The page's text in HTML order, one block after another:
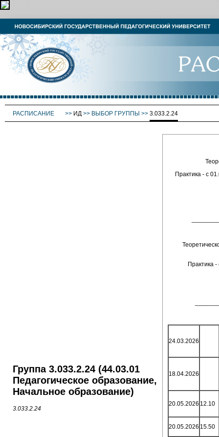
РАСПИСАНИЕ >> ИД >> ВЫБОР ГРУППЫ >> 3.033.2.24
Группа 3.033.2.24 (44.03.01
Педагогическое образование,
Начальное образование)
3.033.2.24
Практика - с
Практика
24.03.2026
18.04.2026
20.05.2026 12.10
20.05.2026 15.50